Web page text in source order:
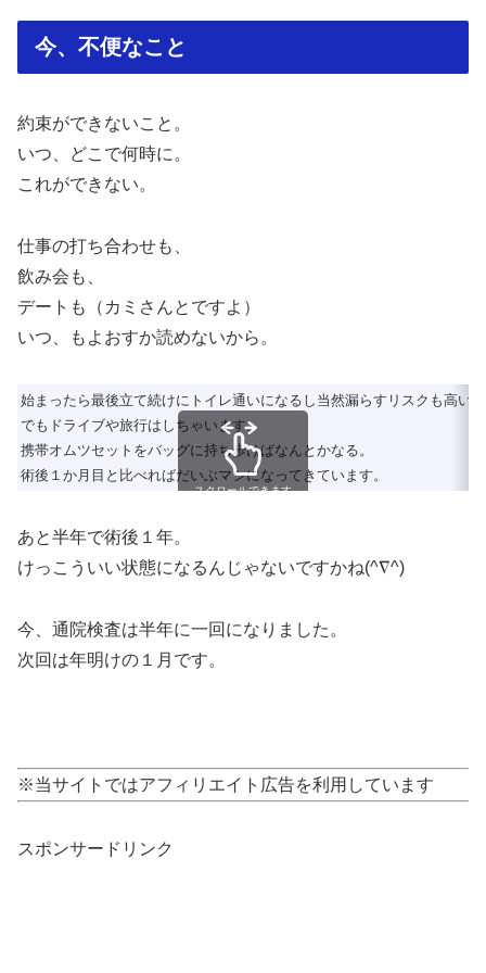
今、不便なこと
約束ができないこと。
いつ、どこで何時に。
これができない。
仕事の打ち合わせも、
飲み会も、
デートも（カミさんとですよ）
いつ、もよおすか読めないから。
始まったら最後立て続けにトイレ通いになるし当然漏らすリスクも高い。
でもドライブや旅行はしちゃいます。
携帯オムツセットをバッグに持ち歩けばなんとかなる。
術後１か月目と比べればだいぶマシになってきています。
スクロールできます
あと半年で術後１年。
けっこういい状態になるんじゃないですかね(^∇^)
今、通院検査は半年に一回になりました。
次回は年明けの１月です。
※当サイトではアフィリエイト広告を利用しています
スポンサードリンク